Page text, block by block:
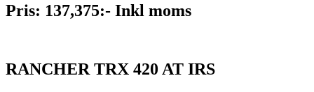
Pris: 137,375:- Inkl moms
RANCHER TRX 420 AT IRS